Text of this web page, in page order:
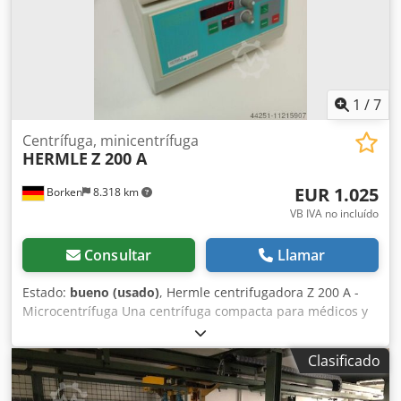
1 /7
Borken 8.318 km
Centrífuga, minicentrífuga
HERMLE Z 200 A
EUR 1.025
VB IVA no incluído
Consultar Llamar
Estado: bueno (usado), Hermle centrifugadora Z 200 A -
Microcentrífuga Una centrífuga compacta para médicos y
laboratorios clínicos. La Z 200 A admite hasta 12 tubos de
15 ml con fondo cónico o redondo. Especificaciones:
Capacidad máxima: 12 x 15 ml / 6 x 50 ml Velocidad:
Velocidad/RCF máxima: 6000 rpm / 4185 xg Velocidad/RCF
Clasificado